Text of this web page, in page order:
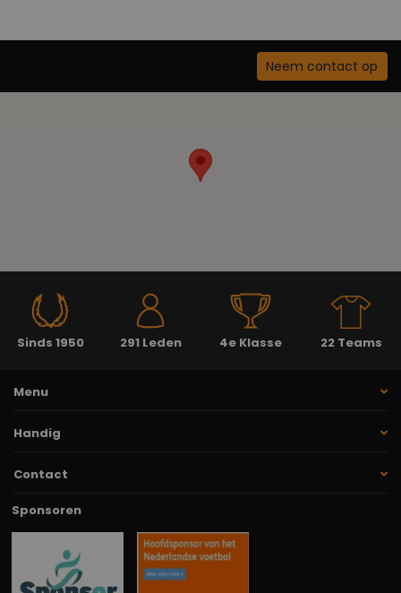
Neem contact op
Sinds 1950 291 Leden 4e Klasse 22 Teams
Menu
Handig
Contact
Sponsoren